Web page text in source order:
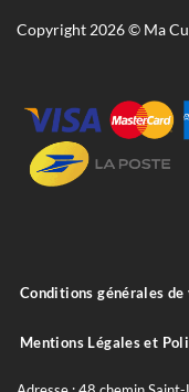
Copyright 2026 © Ma
Conditions générales de
Mentions Légales et